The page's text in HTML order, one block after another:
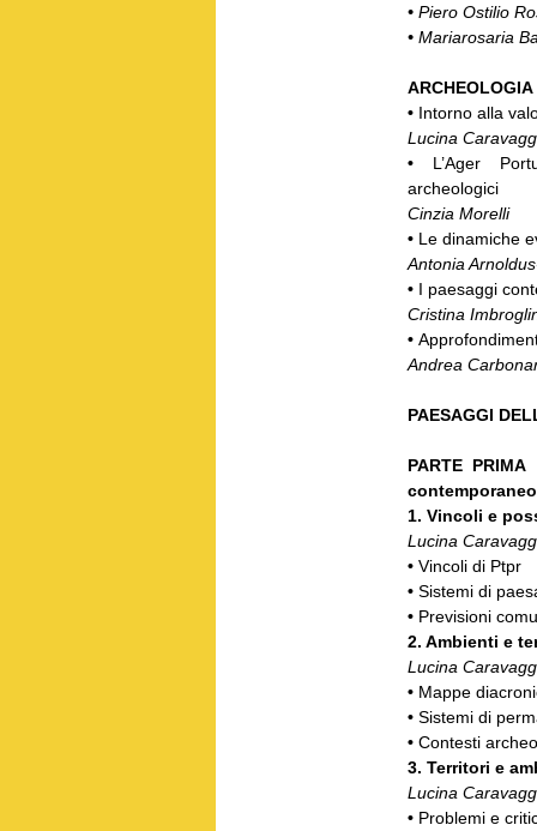
• Piero Ostilio
• Mariarosaria
• Intorno alla
Lucina
• L’Ager
archeologici
Cinzia Morelli
• Le dinamiche
Antonia
• I paesaggi
Cristina
•
Andrea
PAESAGGI
PARTE
1. Vincoli e
Lucina
• Vincoli di Ptpr
• Sistemi di
• Previsioni
2. Ambienti e
Lucina
• Mappe
• Sistemi di
• Contesti
3. Territori e
Lucina
• Problemi e